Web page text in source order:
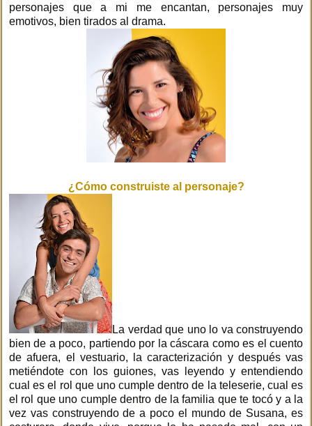
personajes que a mi me encantan, personajes muy
emotivos, bien tirados al drama.
¿Cómo construiste al personaje?
La verdad que uno lo va construyendo
bien de a poco, partiendo por la cáscara como es el cuento
de afuera, el vestuario, la caracterización y después vas
metiéndote con los guiones, vas leyendo y entendiendo
cual es el rol que uno cumple dentro de la teleserie, cual es
el rol que uno cumple dentro de la familia que te tocó y a la
vez vas construyendo de a poco el mundo de Susana, es